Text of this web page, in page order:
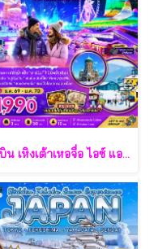
ฮาร์บิน เหิงเต้าเหอจื่อ ไอซ์ แอนด์ สโนว์ เวิล์ด 7 วัน 5 คืน-XJ